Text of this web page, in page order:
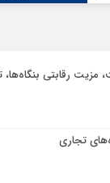
رقابتی بنگاه‌ها،
تجاری